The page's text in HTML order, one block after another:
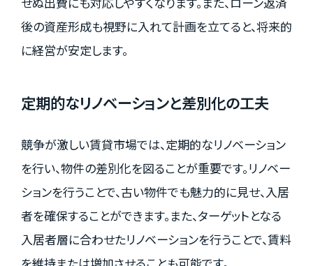
後の資産形成も視野に入れて計画を立てると、将来的
に経営が安定します。
定期的なリノベーションと差別化の工夫
競争が激しい賃貸市場では、定期的なリノベーション
を行い、物件の差別化を図ることが重要です。リノベー
ションを行うことで、古い物件でも魅力的に見せ、入居
者を確保することができます。また、ターゲットとなる
入居者層に合わせたリノベーションを行うことで、賃料